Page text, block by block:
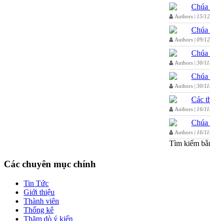
Authors | 15/
Authors | 09/
Authors | 30/
Authors | 30/
Các
Authors | 16/
Chúa
Authors | 16/
Tìm kiếm
Các chuyên mục chính
Tin Tức
Giới thiệu
Thành viên
Thống kê
Thăm dò ý kiến